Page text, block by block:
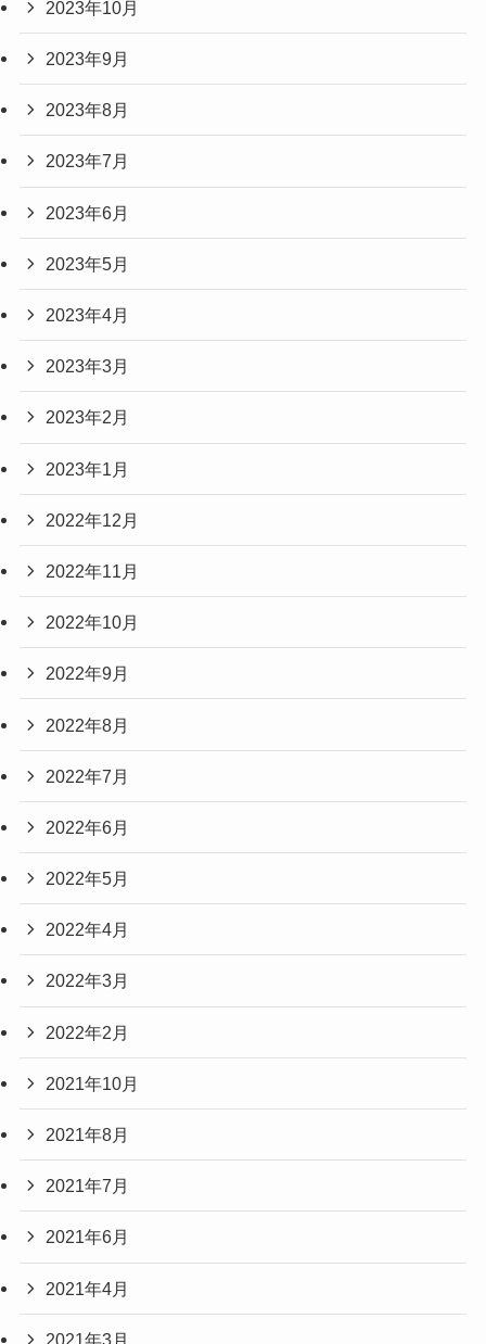
2023年10月
2023年9月
2023年8月
2023年7月
2023年6月
2023年5月
2023年4月
2023年3月
2023年2月
2023年1月
2022年12月
2022年11月
2022年10月
2022年9月
2022年8月
2022年7月
2022年6月
2022年5月
2022年4月
2022年3月
2022年2月
2021年10月
2021年8月
2021年7月
2021年6月
2021年4月
2021年3月